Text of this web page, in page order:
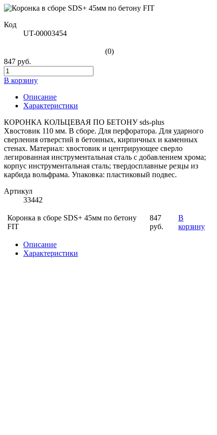
Код
UT-00003454
(0)
847 руб.
В корзину
Описание
Характеристики
КОРОНКА КОЛЬЦЕВАЯ ПО БЕТОНУ sds-plus
Хвостовик 110 мм. В сборе. Для перфоратора. Для ударного
сверления отверстий в бетонных, кирпичных и каменных
стенах. Материал: хвостовик и центрирующее сверло
легированная инструментальная сталь с добавлением хрома;
корпус инструментальная сталь; твердосплавные резцы из
карбида вольфрама. Упаковка: пластиковый подвес.
Артикул
33442
Коронка в сборе SDS+ 45мм по бетону
FIT
847
руб.
В
корзину
Описание
Характеристики